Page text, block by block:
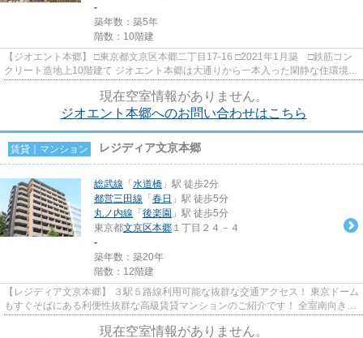
-
築年数：築5年
階数：10階建
【ジオエント本郷】 □東京都文京区本郷二丁目17-16 □2021年1月築 □鉄筋コン
クリート造地上10階建て ジオエント本郷は大通りから一本入った閑静な住環境に
現在空室情報がありません。
ジオエント本郷へのお問い合わせはこちら
賃貸｜マンション レジディア文京本郷
総武線 「 水道橋 」駅 徒歩2分
都営三田線 「 春日 」駅 徒歩5分
丸ノ内線 「 後楽園 」駅 徒歩5分
東京都文京区本郷 １丁目２４－４
-
築年数：築20年
階数：12階建
【レジディア文京本郷】 ３駅５路線利用可能な抜群な交通アクセス！ 東京ドーム
もすぐそばにある利便性抜群な高級賃貸マンションのご紹介です！ 全室南向きで
現在空室情報がありません。